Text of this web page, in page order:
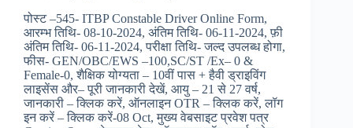
पोस्ट –545- ITBP Constable Driver Online Form,
आरम्भ तिथि- 08-10-2024, अंतिम तिथि- 06-11-2024, फ़ी
अंतिम तिथि- 06-11-2024, परीक्षा तिथि- जल्द उपलब्ध होगा,
फीस- GEN/OBC/EWS –100,SC/ST /Ex– 0 &
Female-0, शैक्षिक योग्यता – 10वीं पास + हैवी ड्राइविंग
लाइसेंस और– पूरी जानकारी देखें, आयु – 21 से 27 वर्ष,
जानकारी – क्लिक करें, ऑनलाइन OTR – क्लिक करें, लॉग
इन करें – क्लिक करें-08 Oct, मुख्य वेबसाइट प्रवेश पत्र